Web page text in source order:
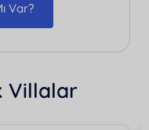
Var?
Villalar